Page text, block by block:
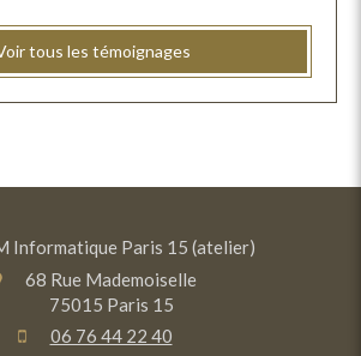
tous les témoignages
Informatique Paris 15 (atelier)
68 Rue Mademoiselle
75015 Paris 15
06 76 44 22 40